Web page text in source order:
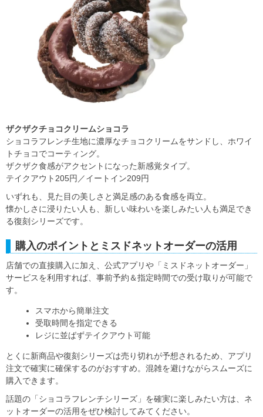
ザクザクチョコクリームショコラ
ショコラフレンチ生地に濃厚なチョコクリームをサンドし、ホワイ
トチョコでコーティング。
ザクザク食感がアクセントになった新感覚タイプ。
テイクアウト205円／イートイン209円
いずれも、見た目の美しさと満足感のある食感を両立。
懐かしさに浸りたい人も、新しい味わいを楽しみたい人も満足でき
る復刻シリーズです。
購入のポイントとミスドネットオーダーの活用
店舗での直接購入に加え、公式アプリや「ミスドネットオーダー」
サービスを利用すれば、事前予約＆指定時間での受け取りが可能で
す。
スマホから簡単注文
受取時間を指定できる
レジに並ばずテイクアウト可能
とくに新商品や復刻シリーズは売り切れが予想されるため、アプリ
注文で確実に確保するのがおすすめ。混雑を避けながらスムーズに
購入できます。
話題の「ショコラフレンチシリーズ」を確実に楽しみたい方は、ネ
ットオーダーの活用をぜひ検討してみてください。